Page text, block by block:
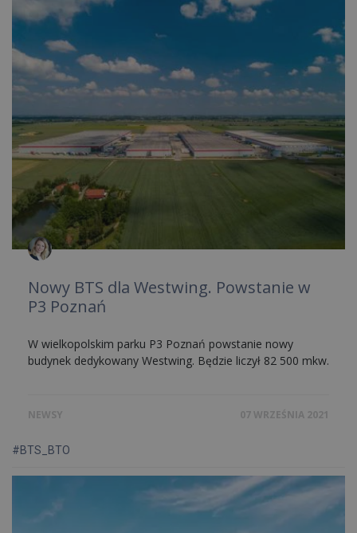
Nowy BTS dla Westwing. Powstanie w
P3 Poznań
W wielkopolskim parku P3 Poznań powstanie nowy
budynek dedykowany Westwing. Będzie liczył 82 500 mkw.
NEWSY 07 WRZEŚNIA 2021
#BTS_BTO